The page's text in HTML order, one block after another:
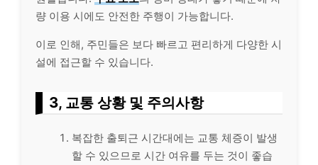
량 이용 시에도 안전한 주행이 가능합니다.
이로 인해, 주민들은 보다 빠르고 편리하게 다양한 시
설에 접근할 수 있습니다.
3, 교통 상황 및 주의사항
복잡한 출퇴근 시간대에는 교통 체증이 발생
할 수 있으므로 시간 여유를 두는 것이 좋습